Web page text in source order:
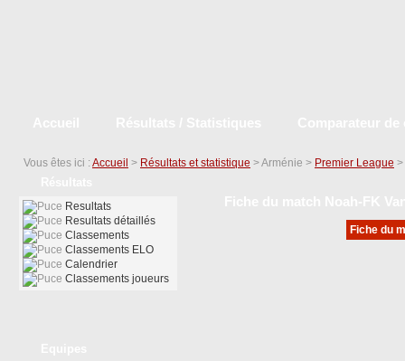
Vous êtes ici : Accueil > Résultats et statistique > Arménie > Premier League >
Fiche du
Resultats
Resultats détaillés
Classements
Classements ELO
Calendrier
Classements joueurs